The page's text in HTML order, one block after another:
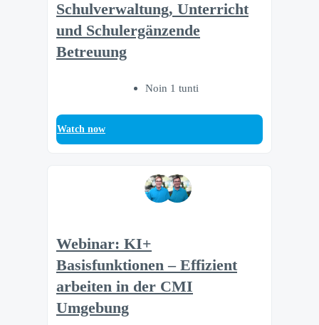
Schulverwaltung, Unterricht
und Schulergänzende
Betreuung
Noin 1 tunti
Watch now
Webinar: KI+
Basisfunktionen – Effizient
arbeiten in der CMI
Umgebung